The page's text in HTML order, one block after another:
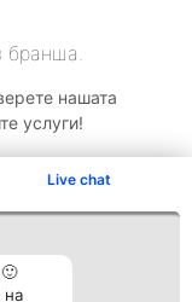
Live chat
на
бранша.
нашата
услуги!